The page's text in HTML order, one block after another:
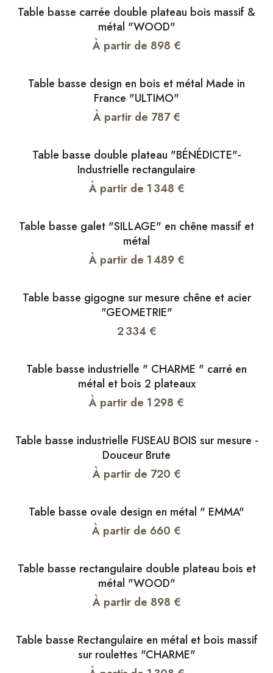
Table basse carrée double plateau bois massif &
métal "WOOD"
À partir de 898 €
Table basse design en bois et métal Made in
France "ULTIMO"
À partir de 787€
Table basse double plateau "BÉNÉDICTE"-
Industrielle rectangulaire
À partir de 1 348 €
Table basse galet "SILLAGE" en chêne massif et
métal
À partir de 1 489€
Table basse gigogne sur mesure chêne et acier
"GEOMETRIE"
2 334€
Table basse industrielle " CHARME " carré en
métal et bois 2 plateaux
À partir de 1 298 €
Table basse industrielle FUSEAU BOIS sur mesure -
Douceur Brute
À partir de 720 €
Table basse ovale design en métal " EMMA"
À partir de 660 €
Table basse rectangulaire double plateau bois et
métal "WOOD"
À partir de 898 €
Table basse Rectangulaire en métal et bois massif
sur roulettes "CHARME"